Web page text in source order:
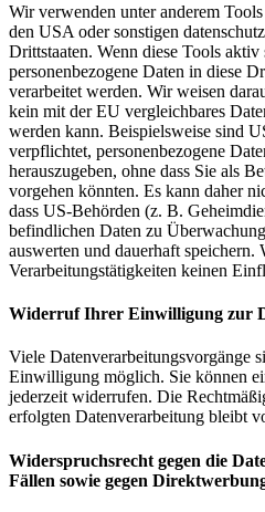
Wir verwenden unter anderem
den USA oder sonstigen
Drittstaaten. Wenn diese Tools
personenbezogene Daten in diese
verarbeitet werden. Wir weisen
kein mit der EU vergleichbares
werden kann. Beispielsweise sind
verpflichtet, personenbezogene
herauszugeben, ohne dass Sie als
vorgehen könnten. Es kann daher
dass US-Behörden (z. B.
befindlichen Daten zu
auswerten und dauerhaft speichern.
Verarbeitungstätigkeiten keinen
Widerruf Ihrer Einwilligung zur
Viele Datenverarbeitungsvorgänge
Einwilligung möglich. Sie können
jederzeit widerrufen. Die
erfolgten Datenverarbeitung bleibt
Widerspruchsrecht gegen die
Fällen sowie gegen